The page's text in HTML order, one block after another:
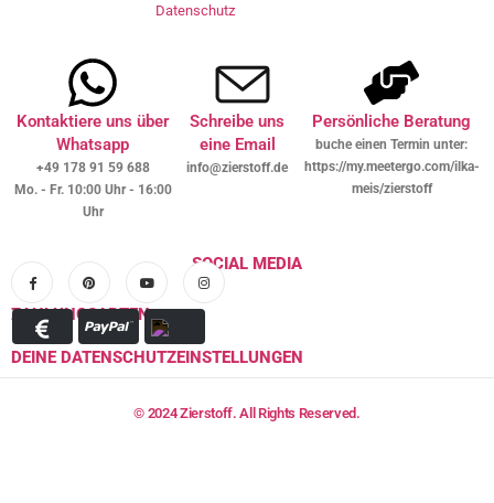
Datenschutz
Kontaktiere uns über
Whatsapp
+49 178 91 59 688
Mo. - Fr. 10:00 Uhr - 16:00
Uhr
Schreibe uns
eine Email
info@zierstoff.de
Persönliche Beratung
buche einen Termin unter:
https://my.meetergo.com/ilka-
meis/zierstoff
SOCIAL MEDIA
ZAHLUNGSARTEN
DEINE DATENSCHUTZEINSTELLUNGEN
© 2024 Zierstoff. All Rights Reserved.